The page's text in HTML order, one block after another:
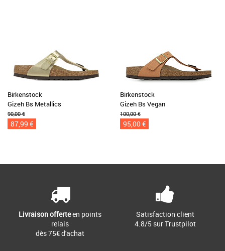
Birkenstock
Gizeh Bs Metallics
90,00 €
87,99 €
Birkenstock
Gizeh Bs Vegan
100,00 €
95,00 €
Livraison offerteen points
relais
dès 75€ d'achat
Satisfaction client
4.8/5 sur Trustpilot